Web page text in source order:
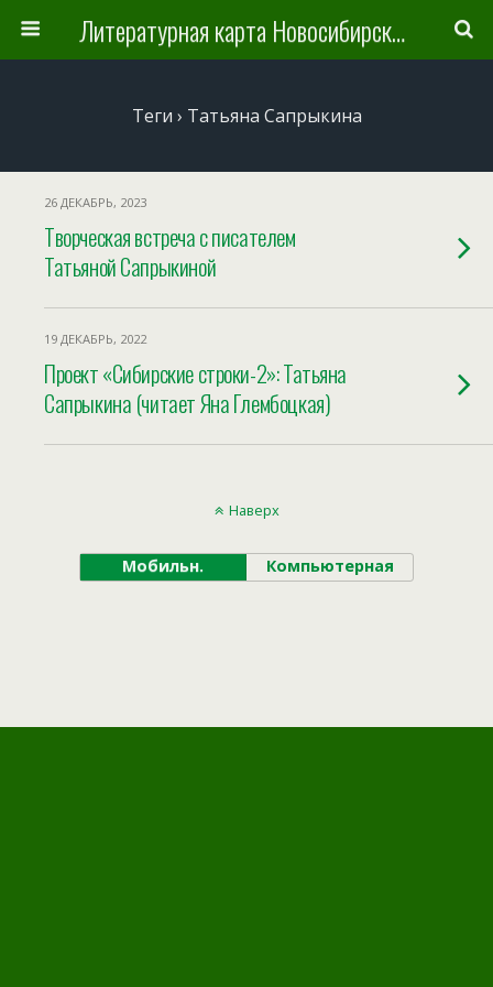
Литературная карта Новосибирска и Новосибирской области
Теги › Татьяна Сапрыкина
26 ДЕКАБРЬ, 2023
Творческая встреча с писателем
Татьяной Сапрыкиной
19 ДЕКАБРЬ, 2022
Проект «Сибирские строки-2»: Татьяна
Сапрыкина (читает Яна Глембоцкая)
Наверх
Мобильн. Компьютерная